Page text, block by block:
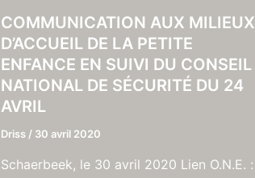
COMMUNICATION AUX MILIEUX
D’ACCUEIL DE LA PETITE
ENFANCE EN SUIVI DU CONSEIL
NATIONAL DE SÉCURITÉ DU 24
AVRIL
Driss / 30 avril 2020
Schaerbeek, le 30 avril 2020 Lien O.N.E. :